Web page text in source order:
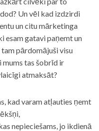
Un vēl kad izdzirdi
un citu mārketinga
esam gatavi paņemt un
pārdomājuši visu
mums tas šobrīd ir
atmaksāt?
kad varam atļauties ņemt
nepieciešams, jo ikdienā